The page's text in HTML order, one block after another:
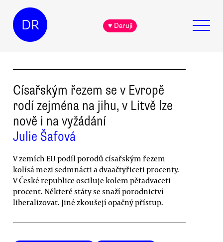
DR ♥ Daruji
Císařským řezem se v Evropě
rodí zejména na jihu, v Litvě lze
nově i na vyžádání
Julie Šafová
V zemích EU podíl porodů císařským řezem
kolísá mezi sedmnácti a dvaačtyřiceti procenty.
V České republice osciluje kolem pětadvaceti
procent. Některé státy se snaží porodnictví
liberalizovat. Jiné zkoušejí opačný přístup.